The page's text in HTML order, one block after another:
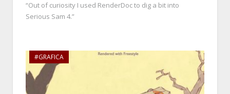
“Out of curiosity I used RenderDoc to dig a bit into
Serious Sam 4.”
#GRAFICA